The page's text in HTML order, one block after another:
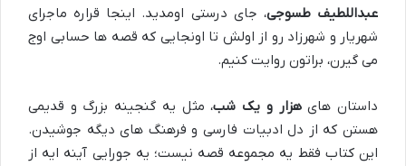
عبداللطیف طسوجی، جای درستی اومدید. اینجا قراره ماجرای
شهریار و شهرزاد رو از اولش تا اونجایی که قصه ها حسابی اوج
می گیرن، براتون روایت کنیم.
داستان هایهزار و یک شب، مثل یه گنجینه بزرگ و قدیمی
هستن که از دل ادبیات فارسی و فرهنگ های دیگه جوشیدن.
این کتاب فقط یه مجموعه قصه نیست؛ یه جورایی آینه ایه از